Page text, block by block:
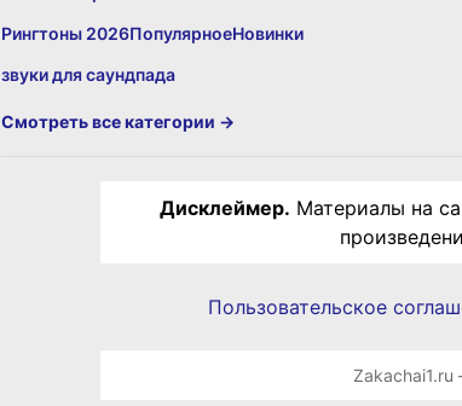
Рингтоны 2026ПопулярноеНовинки
звуки для саундпада
Смотреть все категории →
Дисклеймер. Материалы на
Пользовательское